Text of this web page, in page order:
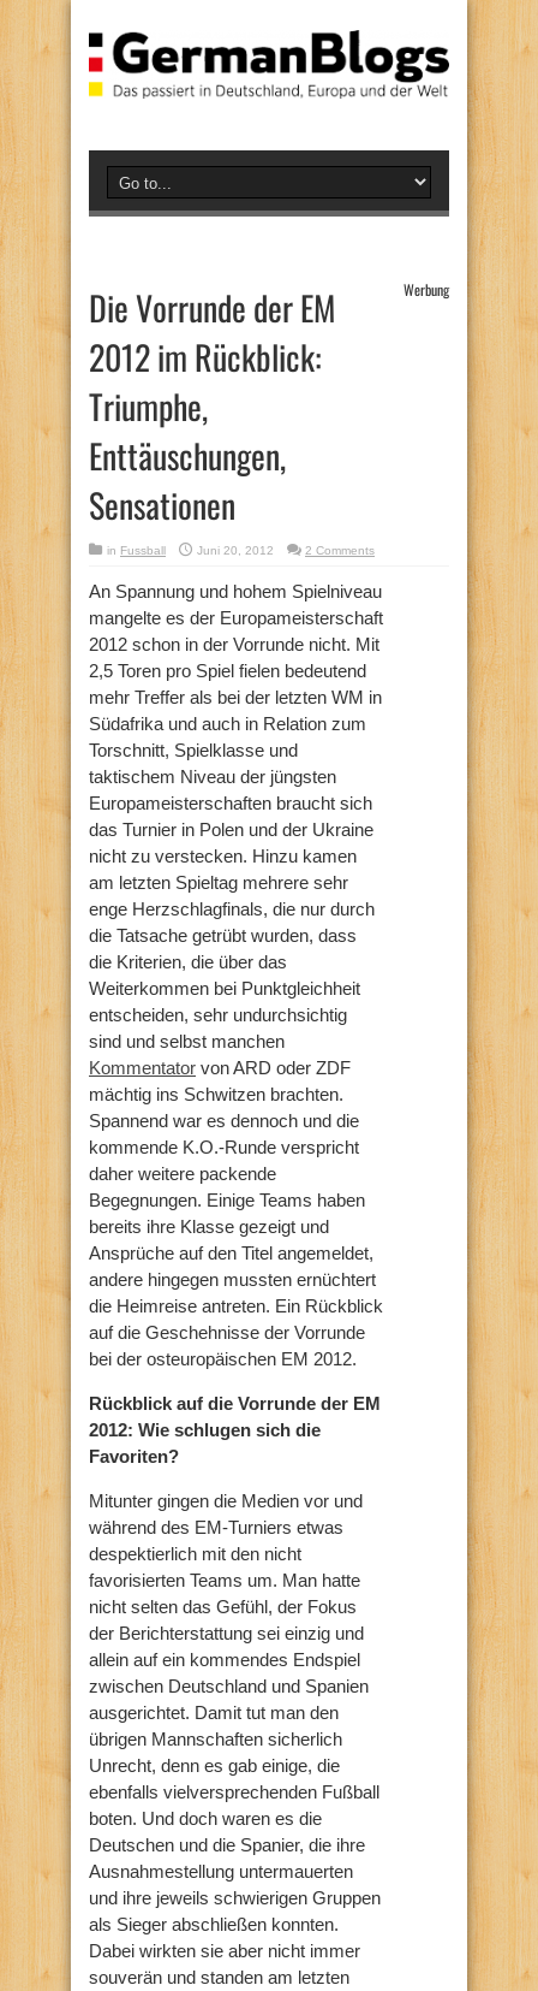
Die Vorrunde der EM
2012 im Rückblick:
Triumphe,
Enttäuschungen,
Sensationen
Werbung
in Fussball Juni 20, 2012 2 Comments
An Spannung und hohem Spielniveau
mangelte es der Europameisterschaft
2012 schon in der Vorrunde nicht. Mit
2,5 Toren pro Spiel fielen bedeutend
mehr Treffer als bei der letzten WM in
Südafrika und auch in Relation zum
Torschnitt, Spielklasse und
taktischem Niveau der jüngsten
Europameisterschaften braucht sich
das Turnier in Polen und der Ukraine
nicht zu verstecken. Hinzu kamen
am letzten Spieltag mehrere sehr
enge Herzschlagfinals, die nur durch
die Tatsache getrübt wurden, dass
die Kriterien, die über das
Weiterkommen bei Punktgleichheit
entscheiden, sehr undurchsichtig
sind und selbst manchen
Kommentator von ARD oder ZDF
mächtig ins Schwitzen brachten.
Spannend war es dennoch und die
kommende K.O.-Runde verspricht
daher weitere packende
Begegnungen. Einige Teams haben
bereits ihre Klasse gezeigt und
Ansprüche auf den Titel angemeldet,
andere hingegen mussten ernüchtert
die Heimreise antreten. Ein Rückblick
auf die Geschehnisse der Vorrunde
bei der osteuropäischen EM 2012.
Rückblick auf die Vorrunde der EM
2012: Wie schlugen sich die
Favoriten?
Mitunter gingen die Medien vor und
während des EM-Turniers etwas
despektierlich mit den nicht
favorisierten Teams um. Man hatte
nicht selten das Gefühl, der Fokus
der Berichterstattung sei einzig und
allein auf ein kommendes Endspiel
zwischen Deutschland und Spanien
ausgerichtet. Damit tut man den
übrigen Mannschaften sicherlich
Unrecht, denn es gab einige, die
ebenfalls vielversprechenden Fußball
boten. Und doch waren es die
Deutschen und die Spanier, die ihre
Ausnahmestellung untermauerten
und ihre jeweils schwierigen Gruppen
als Sieger abschließen konnten.
Dabei wirkten sie aber nicht immer
souverän und standen am letzten